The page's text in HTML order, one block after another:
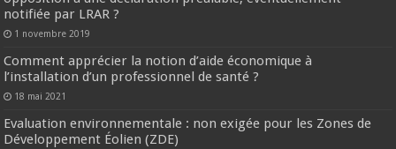
notifiée par LRAR ?
1 novembre 2019
Comment apprécier la notion d’aide économique à
l’installation d’un professionnel de santé ?
18 mai 2021
Evaluation environnementale : non exigée pour les Zones de
Développement Éolien (ZDE)